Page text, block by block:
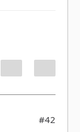
#42